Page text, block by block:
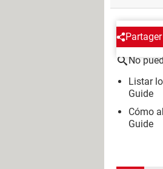
Partager
No
Listar
Guide
Cómo
Guide